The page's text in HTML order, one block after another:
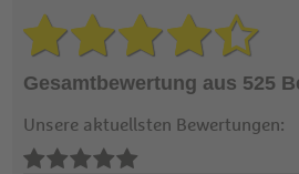
Gesamtbewertung aus 525
Unsere aktuellsten Bewertungen: